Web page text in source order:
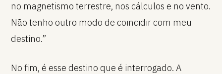
no magnetismo terrestre, nos cálculos e no vento.
Não tenho outro modo de coincidir com meu
destino.”
No fim, é esse destino que é interrogado. A